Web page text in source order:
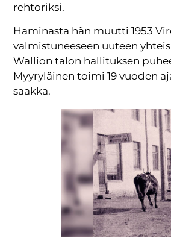
rehtoriksi.
Haminasta hän muutti 1953
valmistuneeseen uuteen
Wallion talon hallituksen
Myyryläinen toimi 19 vuoden
saakka.